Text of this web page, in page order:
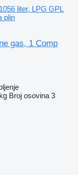
liter, LPG GPL
plin
gas, 1 Comp
Broj osovina 3